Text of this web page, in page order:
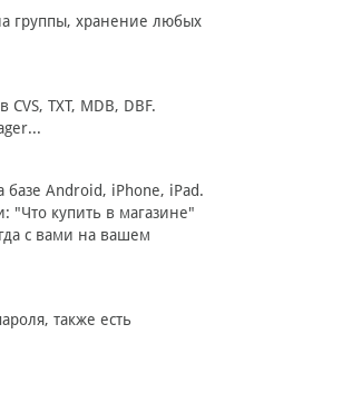
группы, хранение любых
TXT, MDB, DBF.
Android, iPhone, iPad.
"Что купить в магазине"
с вами на вашем
также есть